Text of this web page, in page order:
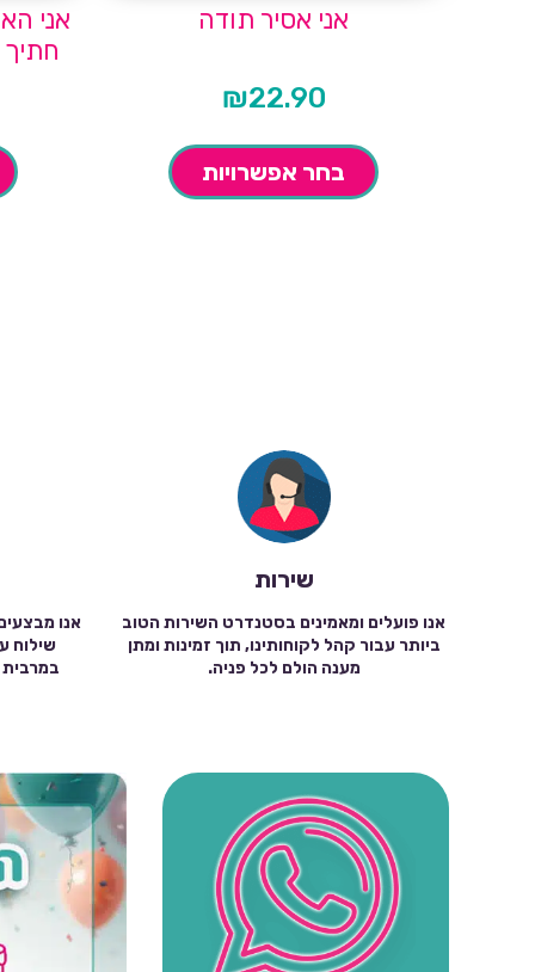
אני אסיר תודה
₪22.90
בחר אפשרויות
אני
חתיך
שירות
אנו פועלים ומאמינים בסטנדרט השירות הטוב
ביותר עבור קהל לקוחותינו, תוך זמינות ומתן
מענה הולם לכל פניה.
אנו